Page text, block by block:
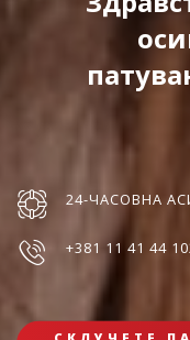
24-ЧАСОВНА
+381 11 41 44
СКЛУЧЕТЕ